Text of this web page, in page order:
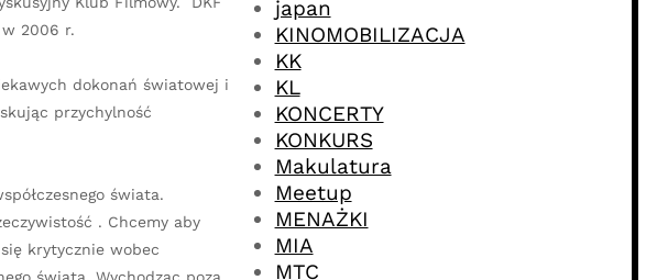
w 2006 r.
dokonań światowej i
przychylność
świata.
. Chcemy aby
krytycznie wobec
świata. Wychodząc poza
japan
KINOMOBILIZACJA
KK
KL
KONCERTY
KONKURS
Makulatura
Meetup
MENAŻKI
MIA
MTC